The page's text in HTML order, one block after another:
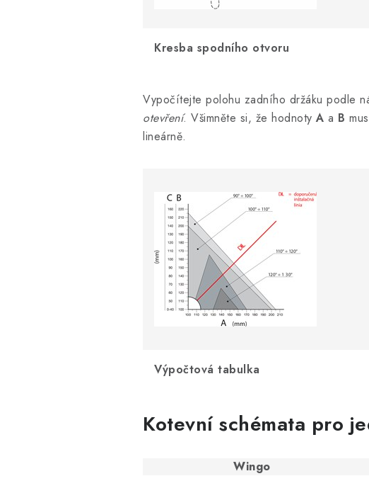
Kresba spodního otvoru
Vypočítejte polohu zadního držáku podle
otevření. Všimněte si, že hodnoty A a B
lineárně.
Výpočtová tabulka
Kotevní schémata pro
Wingo